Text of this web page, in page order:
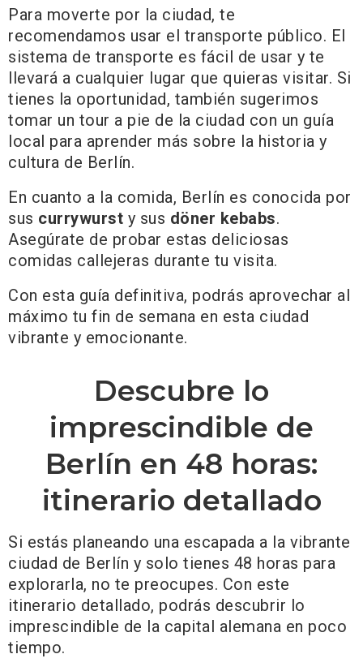
Para moverte por la ciudad, te
recomendamos usar el transporte público. El
sistema de transporte es fácil de usar y te
llevará a cualquier lugar que quieras visitar. Si
tienes la oportunidad, también sugerimos
tomar un tour a pie de la ciudad con un guía
local para aprender más sobre la historia y
cultura de Berlín.
En cuanto a la comida, Berlín es conocida por
sus currywurst y sus döner kebabs.
Asegúrate de probar estas deliciosas
comidas callejeras durante tu visita.
Con esta guía definitiva, podrás aprovechar al
máximo tu fin de semana en esta ciudad
vibrante y emocionante.
Descubre lo
imprescindible de
Berlín en 48 horas:
itinerario detallado
Si estás planeando una escapada a la vibrante
ciudad de Berlín y solo tienes 48 horas para
explorarla, no te preocupes. Con este
itinerario detallado, podrás descubrir lo
imprescindible de la capital alemana en poco
tiempo.